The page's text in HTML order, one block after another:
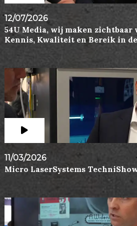
12/07/2026
54U Media, wij maken zichtbaar
Kennis, Kwaliteit en Bereik in
11/03/2026
Micro LaserSystems